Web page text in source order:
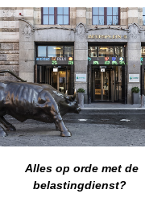
Alles op orde met de
belastingdienst?